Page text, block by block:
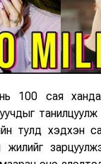
100 сая
тулд хэдхэн